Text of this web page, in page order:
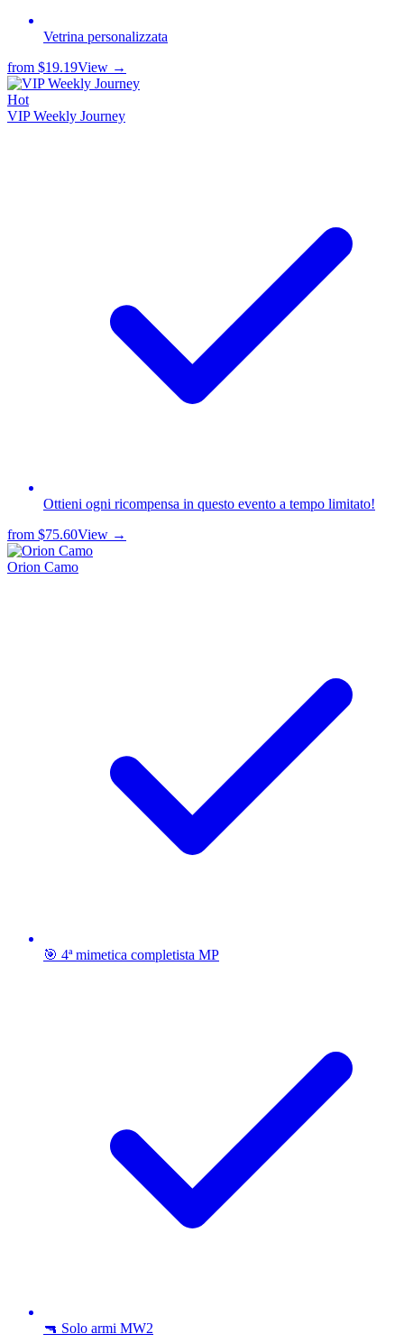
Vetrina personalizzata
from $19.19View →
Hot
VIP Weekly Journey
Ottieni ogni ricompensa in questo evento a tempo limitato!
from $75.60View →
Orion Camo
🎯 4ª mimetica completista MP
🔫 Solo armi MW2